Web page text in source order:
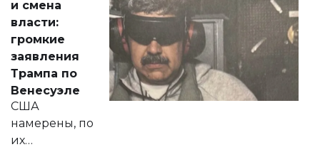
политических
реформах до
вопросов армии,
экономики и
личного здоровья.
и смена
власти:
громкие
заявления
Трампа по
Венесуэле
США
намерены, по
их